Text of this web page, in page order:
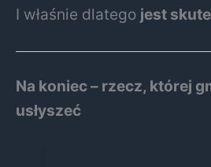
I właśnie dlatego jest
Na koniec – rzecz, której
usłyszeć